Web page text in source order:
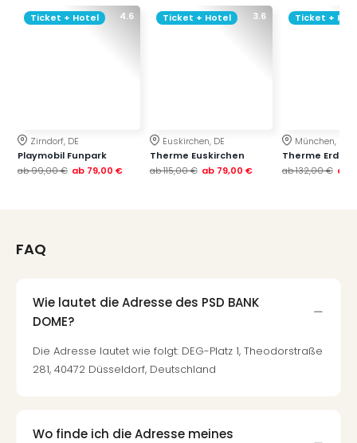
4.6
Ticket + Hotel
Zirndorf, DE
Playmobil Funpark
ab99,00 € ab 79,00 €
3.6
Ticket + Hotel
Euskirchen, DE
Therme Euskirchen
ab115,00 € ab 79,00 €
Ticket +
München, DE
Therme Erding
ab132,00 € ab
FAQ
Wie lautet die Adresse des PSD BANK
DOME?
Die Adresse lautet wie folgt: DEG-Platz 1, Theodorstraße
281, 40472 Düsseldorf, Deutschland
Wo finde ich die Adresse meines